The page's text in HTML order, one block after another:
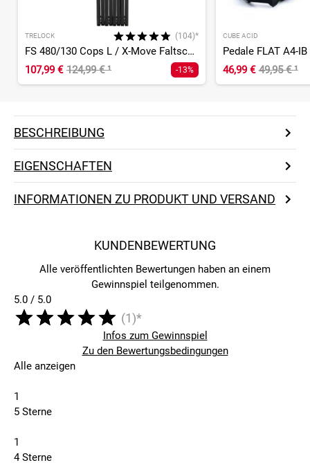
TRELOCK (104)*
FS 480/130 Cops L / X-Move Faltschloss
107,99 € 124,99 €¹ -13%
CUBE ACID
Pedale FLAT A4-
46,99 € 49,95 €¹
BESCHREIBUNG
EIGENSCHAFTEN
INFORMATIONEN ZU PRODUKT UND VERSAND
KUNDENBEWERTUNG
Alle veröffentlichten Bewertungen haben an einem
Gewinnspiel teilgenommen.
5.0 / 5.0
(1)*
Infos zum Gewinnspiel
Zu den Bewertungsbedingungen
Alle anzeigen
1
5 Sterne
1
4 Sterne